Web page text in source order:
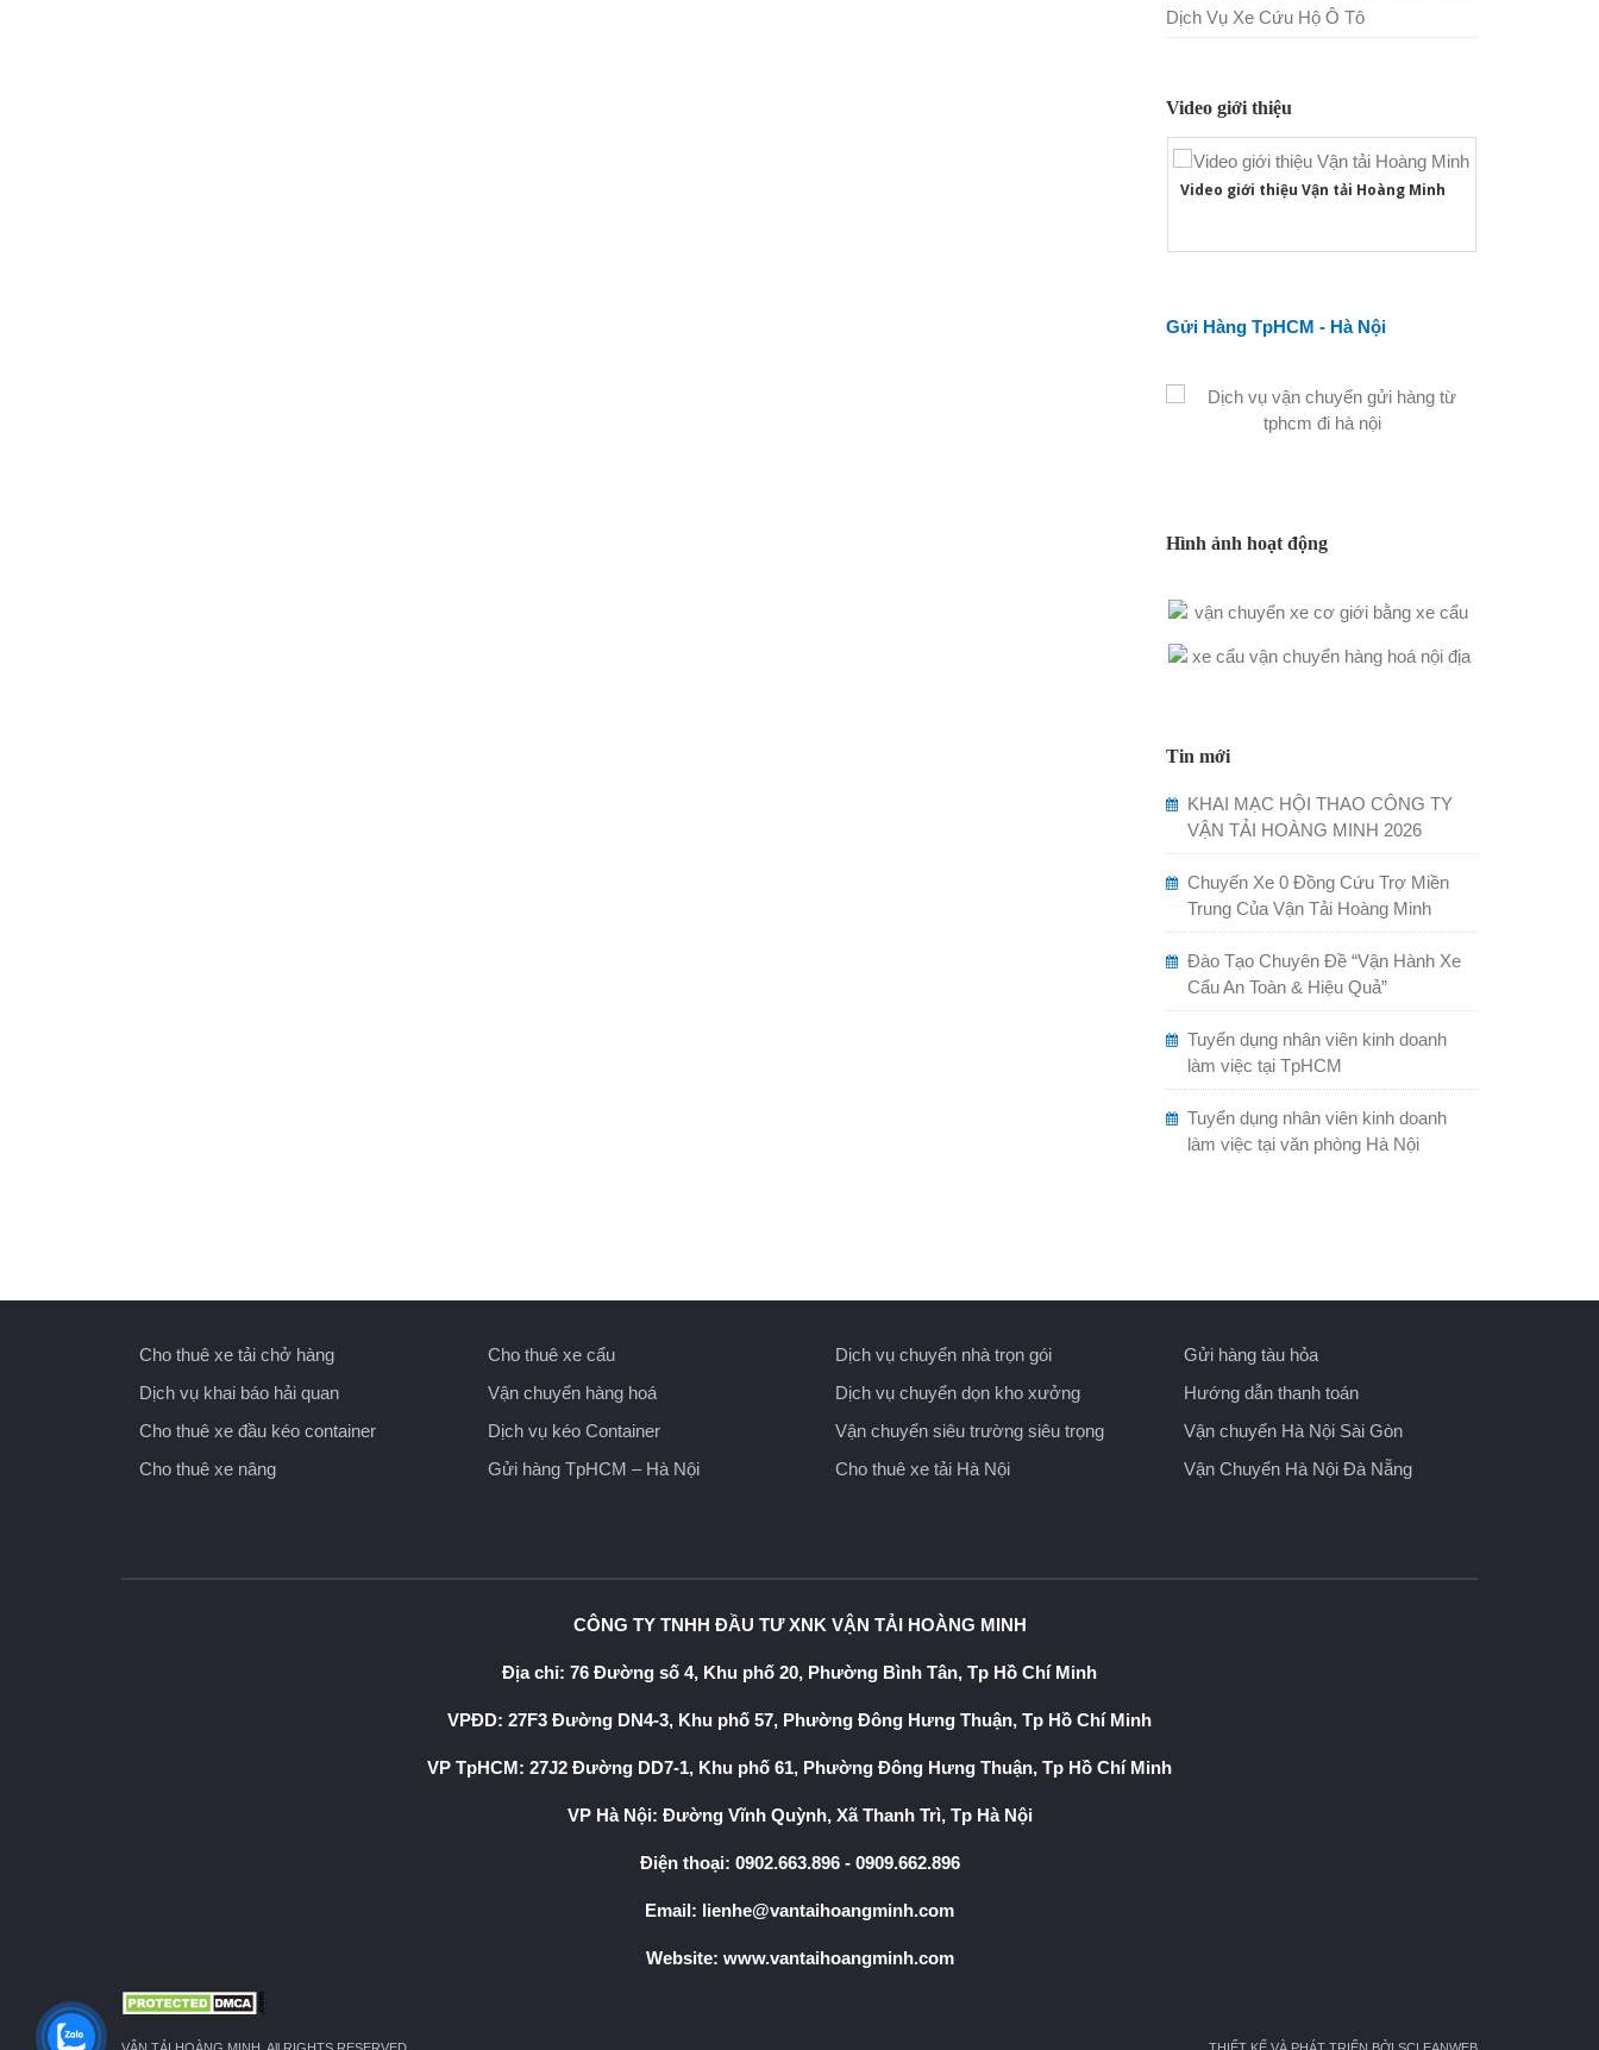
Dịch Vụ Xe Cứu Hộ Ô Tô
Video giới thiệu
Video giới thiệu Vận tải Hoàng Minh
Gửi Hàng TpHCM - Hà Nội
Hình ảnh hoạt động
Tin mới
KHAI MẠC HỘI THAO CÔNG TY
VẬN TẢI HOÀNG MINH 2026
Chuyến Xe 0 Đồng Cứu Trợ Miền
Trung Của Vận Tải Hoàng Minh
Đào Tạo Chuyên Đề “Vận Hành Xe
Cẩu An Toàn & Hiệu Quả”
Tuyển dụng nhân viên kinh doanh
làm việc tại TpHCM
Tuyển dụng nhân viên kinh doanh
làm việc tại văn phòng Hà Nội
Cho thuê xe tải chở hàng
Dịch vụ khai báo hải quan
Cho thuê xe đầu kéo container
Cho thuê xe nâng
Cho thuê xe cẩu
Vận chuyển hàng hoá
Dịch vụ kéo Container
Gửi hàng TpHCM – Hà Nội
Dịch vụ chuyển nhà trọn gói
Dịch vụ chuyển dọn kho xưởng
Vận chuyển siêu trường siêu trọng
Cho thuê xe tải Hà Nội
Gửi hàng tàu hỏa
Hướng dẫn thanh toán
Vận chuyển Hà Nội Sài Gòn
Vận Chuyển Hà Nội Đà Nẵng
CÔNG TY TNHH ĐẦU TƯ XNK VẬN TẢI HOÀNG MINH
Địa chỉ: 76 Đường số 4, Khu phố 20, Phường Bình Tân, Tp Hồ Chí Minh
VPĐD: 27F3 Đường DN4-3, Khu phố 57, Phường Đông Hưng Thuận, Tp Hồ Chí Minh
VP TpHCM: 27J2 Đường DD7-1, Khu phố 61, Phường Đông Hưng Thuận, Tp Hồ Chí Minh
VP Hà Nội: Đường Vĩnh Quỳnh, Xã Thanh Trì, Tp Hà Nội
Điện thoại: 0902.663.896- 0909.662.896
Email: lienhe@vantaihoangminh.com
Website: www.vantaihoangminh.com